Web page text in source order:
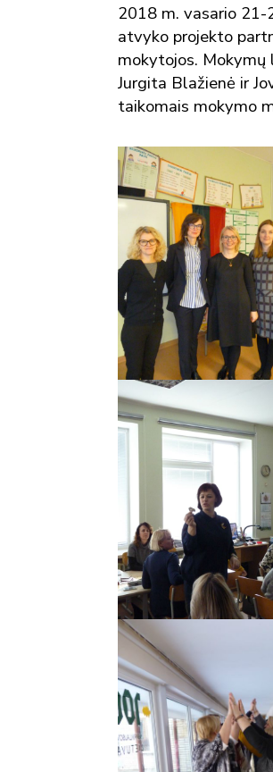
2018 m. vasario 21-
atvyko projekto
mokytojos. Mokymų
Jurgita Blažienė ir
taikomais mokymo